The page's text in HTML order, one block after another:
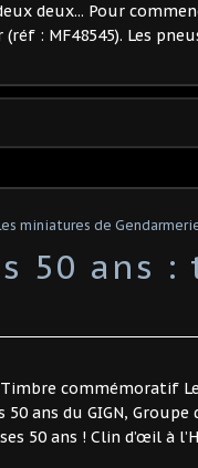
deux... Pour
: MF48545). Les
miniatures de
50 ans
commémoratif
ans du GIGN,
50 ans ! Clin d’œil à